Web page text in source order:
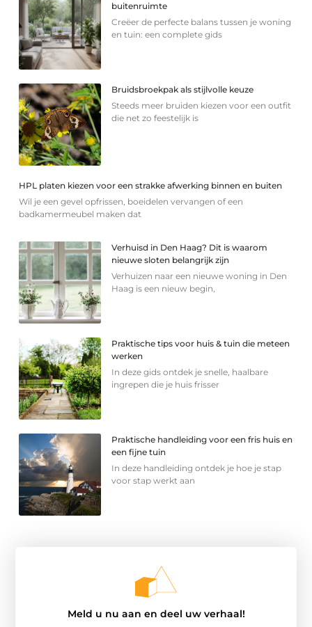
buitenruimte
Creëer de perfecte balans tussen je woning
en tuin: een complete gids
Bruidsbroekpak als stijlvolle keuze
Steeds meer bruiden kiezen voor een outfit
die net zo feestelijk is
HPL platen kiezen voor een strakke afwerking binnen en buiten
Wil je een gevel opfrissen, boeidelen vervangen of een
badkamermeubel maken dat
Verhuisd in Den Haag? Dit is waarom
nieuwe sloten belangrijk zijn
Verhuizen naar een nieuwe woning in Den
Haag is een nieuw begin,
Praktische tips voor huis & tuin die meteen
werken
In deze gids ontdek je snelle, haalbare
ingrepen die je huis frisser
Praktische handleiding voor een fris huis en
een fijne tuin
In deze handleiding ontdek je hoe je stap
voor stap werkt aan
Meld u nu aan en deel uw verhaal!